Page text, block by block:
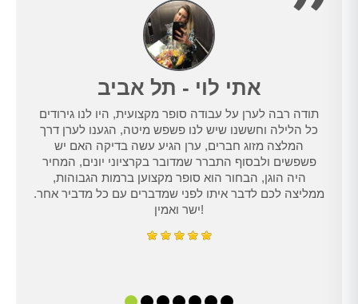
אתי לוי - תל אביב
תודה רבה לערן על עבודה סופר מקצועית, היו לנו גירודים
כל הלילה וחששנו שיש לנו פשפש מיטה, הגענו לערן דרך
המלצה מזוג חברים, ערן הגיע עשה בדיקה האם יש
פשפשים ולבסוף התברר שמדובר בקרציוני יונים, המחיר
היה הוגן, הבחור הוא סופר מקצוען ברמות הגבוהות,
ממליצה לכם לדבר איתו לפני שמדברים עם כל מדביר אחר.
ישר ואמין!